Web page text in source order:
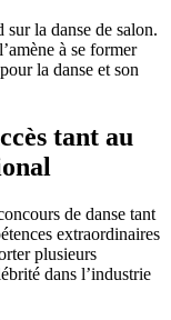
la danse de salon.
à se former
la danse et son
tant au
de danse tant
extraordinaires
plusieurs
dans l’industrie